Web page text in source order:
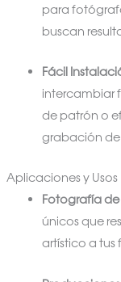
para
buscan
Fácil
intercambiar
de patrón o
grabación
Aplicaciones y Usos
Fotografía
únicos que
artístico a tus